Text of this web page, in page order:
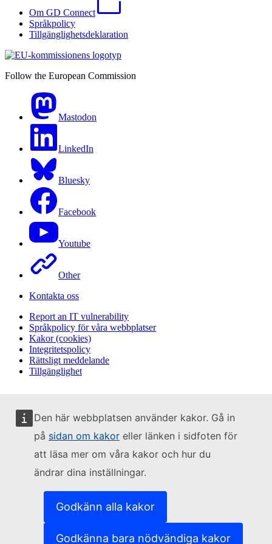
Den här webbplatsen använder kakor. Gå in
på sidan om kakor eller länken i sidfoten för
att läsa mer om våra kakor och hur du
ändrar dina inställningar.
Godkänn alla kakor
Godkänna bara nödvändiga kakor
Om GD Connect
Språkpolicy
Tillgänglighetsdeklaration
Follow the European Commission
Mastodon
LinkedIn
Bluesky
Facebook
Youtube
Other
Kontakta oss
Report an IT vulnerability
Språkpolicy för våra webbplatser
Kakor (cookies)
Integritetspolicy
Rättsligt meddelande
Tillgänglighet